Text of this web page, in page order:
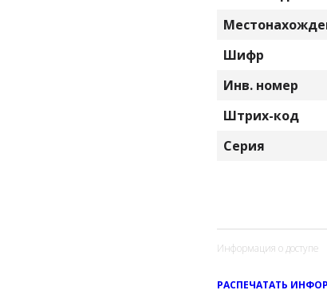
Шифр
Инв. номер
Штрих-код
Серия
Информация о доступе
РАСПЕЧАТАТЬ